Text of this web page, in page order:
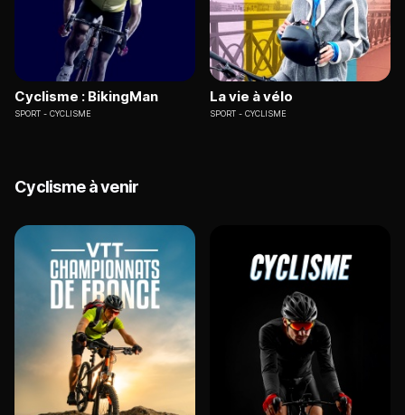
Cyclisme : BikingMan
SPORT CYCLISME
La vie à vélo
SPORT CYCLISME
Cyclisme à venir